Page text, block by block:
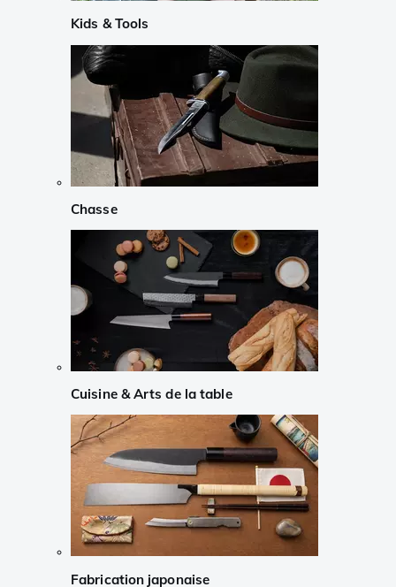
Kids & Tools
Chasse
Cuisine & Arts de la table
Fabrication japonaise